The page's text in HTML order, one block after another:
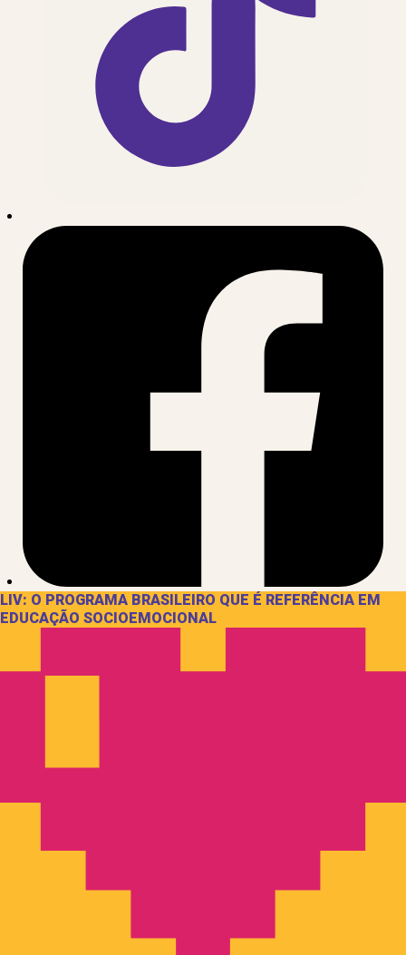
LIV: O PROGRAMA BRASILEIRO QUE É REFERÊNCIA EM
EDUCAÇÃO SOCIOEMOCIONAL